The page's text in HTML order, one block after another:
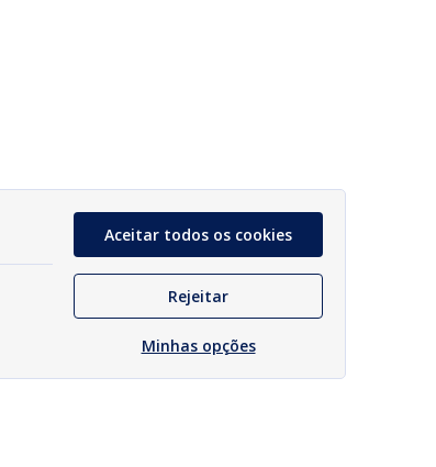
Aceitar todos os cookies
Rejeitar
Minhas opções